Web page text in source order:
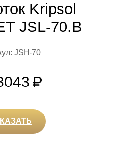
Kripsol
JSL-70.В
JSH-70